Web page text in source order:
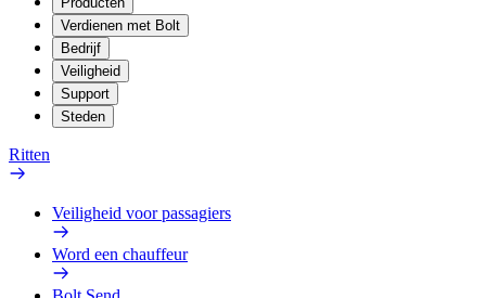
Verdienen met Bolt
Bedrijf
Veiligheid
Support
Steden
Ritten
Veiligheid voor passagiers
Word een chauffeur